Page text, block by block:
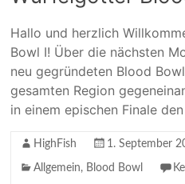
Hallo und herzlich
Bowl I! Über die nächsten
neu gegründeten Blood
gesamten Region
in einem epischen Finale
HighFish 1. September
Allgemein, Blood Bowl